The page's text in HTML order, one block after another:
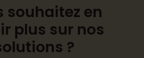
souhaitez en
plus sur nos
?